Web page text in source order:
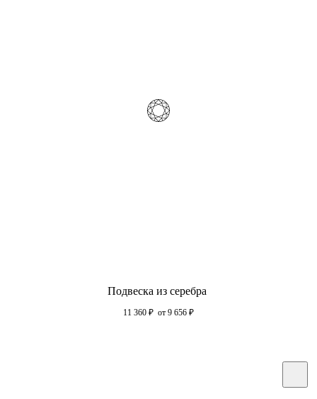
Подвеска из серебра
11 360 ₽ от 9 656 ₽